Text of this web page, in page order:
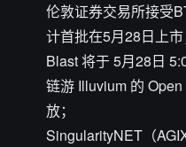
伦敦证券交易所接受
计首批在5月28日上市
Blast 将于 5月28日
链游 Illuvium 的
放；
SingularityNET（